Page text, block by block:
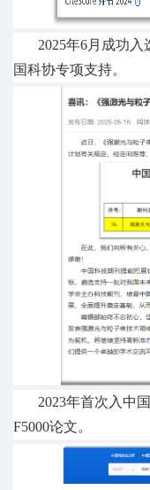
2025年6月成功
国科协专项支持。
2023年首次入中
F5000论文。